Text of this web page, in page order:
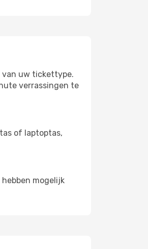
van uw tickettype.
verrassingen te
of laptoptas,
mogelijk